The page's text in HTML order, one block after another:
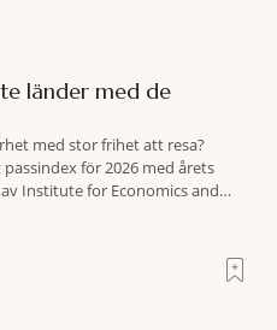
länder med de
med stor frihet att resa?
för 2026 med årets
Institute for Economics and